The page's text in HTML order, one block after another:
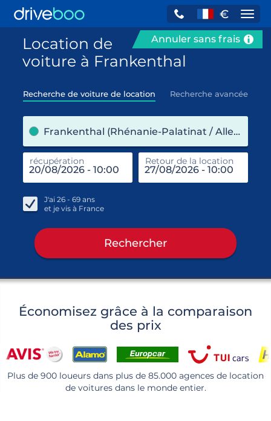
€
Annuler sans frais
Location de
voiture à Frankenthal
Recherche de voiture de location Recherche avancée
Frankenthal (Rhénanie-Palatinat / Allemagne)
récupération Retour de la location
J'ai 26 - 69 ans
et je vis à France
Rechercher
Économisez grâce à la comparaison
des prix
Plus de 900 loueurs dans plus de 85.000 agences de location
de voitures dans le monde entier.